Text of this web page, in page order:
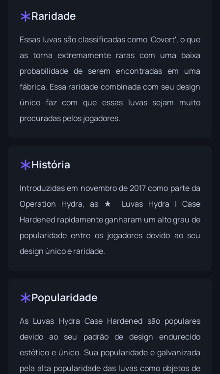
Raridade
Essas luvas são classificadas como 'Covert', o que
as torna extremamente raras com uma baixa
probabilidade de serem encontradas em uma
fábrica. Essa raridade combinada com seu design
único faz com que essas luvas sejam muito
procuradas pelos jogadores.
História
Introduzidas em novembro de 2017 como parte da
Operation Hydra, as ★ Luvas Hydra | Case
Hardened rapidamente ganharam um alto grau de
popularidade entre os jogadores devido ao seu
design único e raridade.
Popularidade
As Luvas Hydra Case Hardened são populares
devido ao seu padrão de design endurecido
estético e único. Sua popularidade é galvanizada
pela alta popularidade das luvas como objetos de